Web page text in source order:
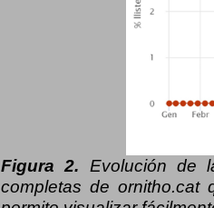
Figura 2. Evolución de
completas de